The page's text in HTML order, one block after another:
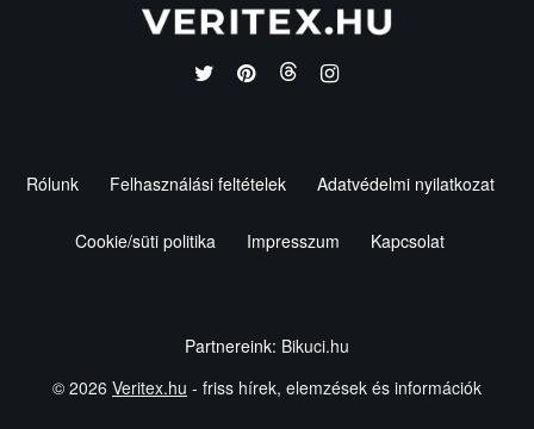
Rólunk Felhasználási feltételek Adatvédelmi nyilatkozat
Cookie/süti politika Impresszum Kapcsolat
Partnereink: Bikuci.hu
© 2026 Veritex.hu - friss hírek, elemzések és információk